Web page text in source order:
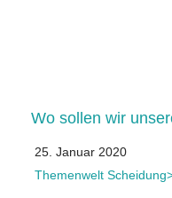
Wo sollen wir
25. Januar 2020
Themenwelt